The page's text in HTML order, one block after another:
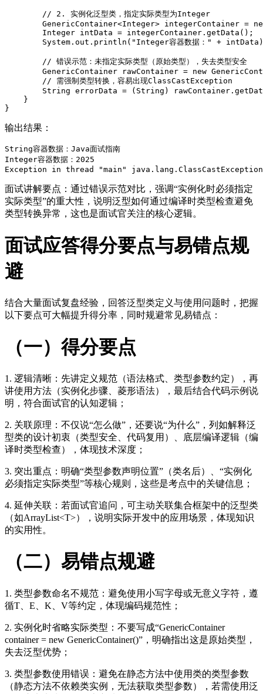
// 2. 实例化泛型类，指定实际类型为Integer
        GenericContainer<Integer> integerContainer =
        Integer intData = integerContainer.getData();
        System.out.println(
"Integer容器数据：" +
// 错误示范：未指定实际类型（原始类型），失去类型安全
        GenericContainer rawContainer =
new
// 需强制类型转换，容易出现ClassCastException
String errorData = ( String )
    }
}
输出结果：
String容器数据： Java
Integer
Exception
in thread "main " java .lang .ClassCastException
面试讲解要点：通过错误示范对比，强调“实例化时必须指定
实际类型”的重大性，说明泛型如何通过编译时类型检查避免
类型转换异常，这也是面试官关注的核心逻辑。
面试应答得分要点与易错点规
避
结合大量面试复盘经验，回答泛型类定义与使用问题时，把握
以下要点可大幅提升得分率，同时规避常见易错点：
（一）得分要点
1. 逻辑清晰：先讲定义规范（语法格式、类型参数约定），再
讲使用方法（实例化步骤、菱形语法），最后结合代码示例说
明，符合面试官的认知逻辑；
2. 关联原理：不仅说“怎么做”，还要说“为什么”，列如解释泛
型类的设计初衷（类型安全、代码复用）、底层编译逻辑（编
译时类型检查），体现技术深度；
3. 突出重点：明确“类型参数声明位置”（类名后）、“实例化
必须指定实际类型”等核心规则，这些是考点中的关键信息；
4. 延伸关联：若面试官追问，可主动关联集合框架中的泛型类
（如ArrayList<T>），说明实际开发中的应用场景，体现知识
的实用性。
（二）易错点规避
1. 类型参数命名不规范：避免使用小写字母或无意义字符，遵
循T、E、K、V等约定，体现编码规范性；
2. 实例化时省略实际类型：不要写成“GenericContainer
container = new GenericContainer()”，明确指出这是原始类型，
失去泛型优势；
3. 类型参数使用错误：避免在静态方法中使用类的类型参数
（静态方法不依赖类实例，无法获取类型参数），若需使用泛